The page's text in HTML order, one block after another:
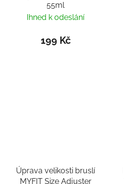
55ml
Ihned k odeslání
199 Kč
Úprava velikosti bruslí
MYFIT Size Adjuster